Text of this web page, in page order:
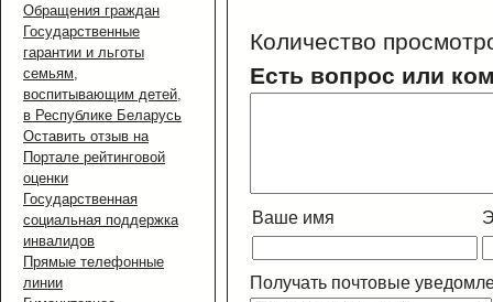
Обращения граждан
Государственные
гарантии и льготы
семьям,
воспитывающим детей,
в Республике Беларусь
Оставить отзыв на
Портале рейтинговой
оценки
Государственная
социальная поддержка
инвалидов
Прямые телефонные
линии
Количество
Есть вопрос или
Ваше имя
Получать почтовые